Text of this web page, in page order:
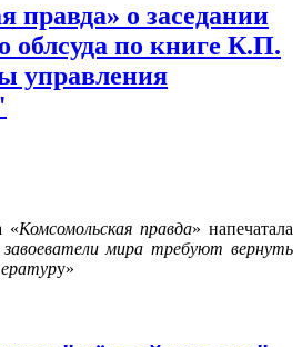
правда» о заседании
облсуда по книге К.П.
управления
«Комсомольская правда» напечатала
завоеватели мира требуют вернуть
у»